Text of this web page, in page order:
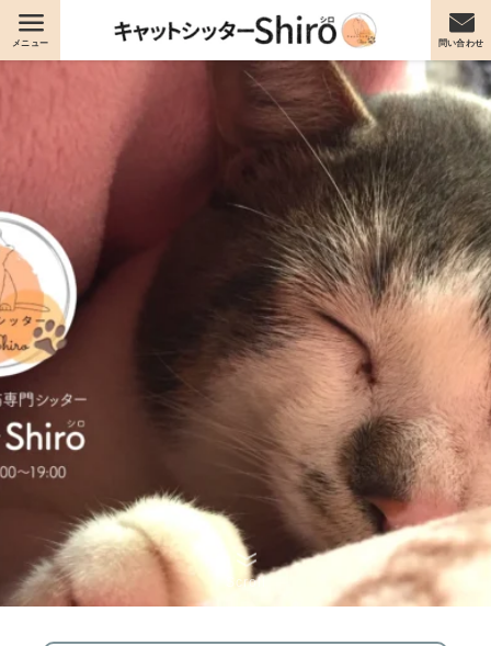
問い合わせ
メニュー
Scroll